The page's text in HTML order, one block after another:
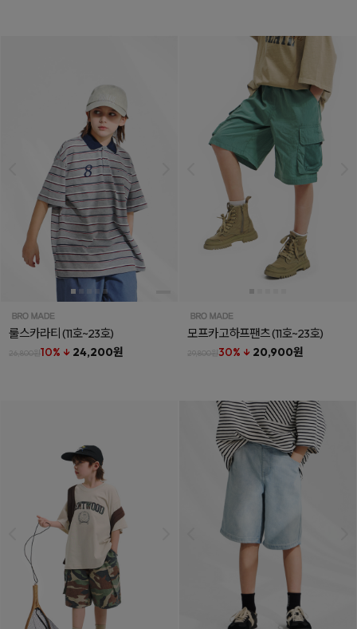
룰스카라티(11호~23호)
26,800원10% ↓ 24,200원
모프카고하프팬츠(11호~23호)
29,800원30% ↓ 20,900원